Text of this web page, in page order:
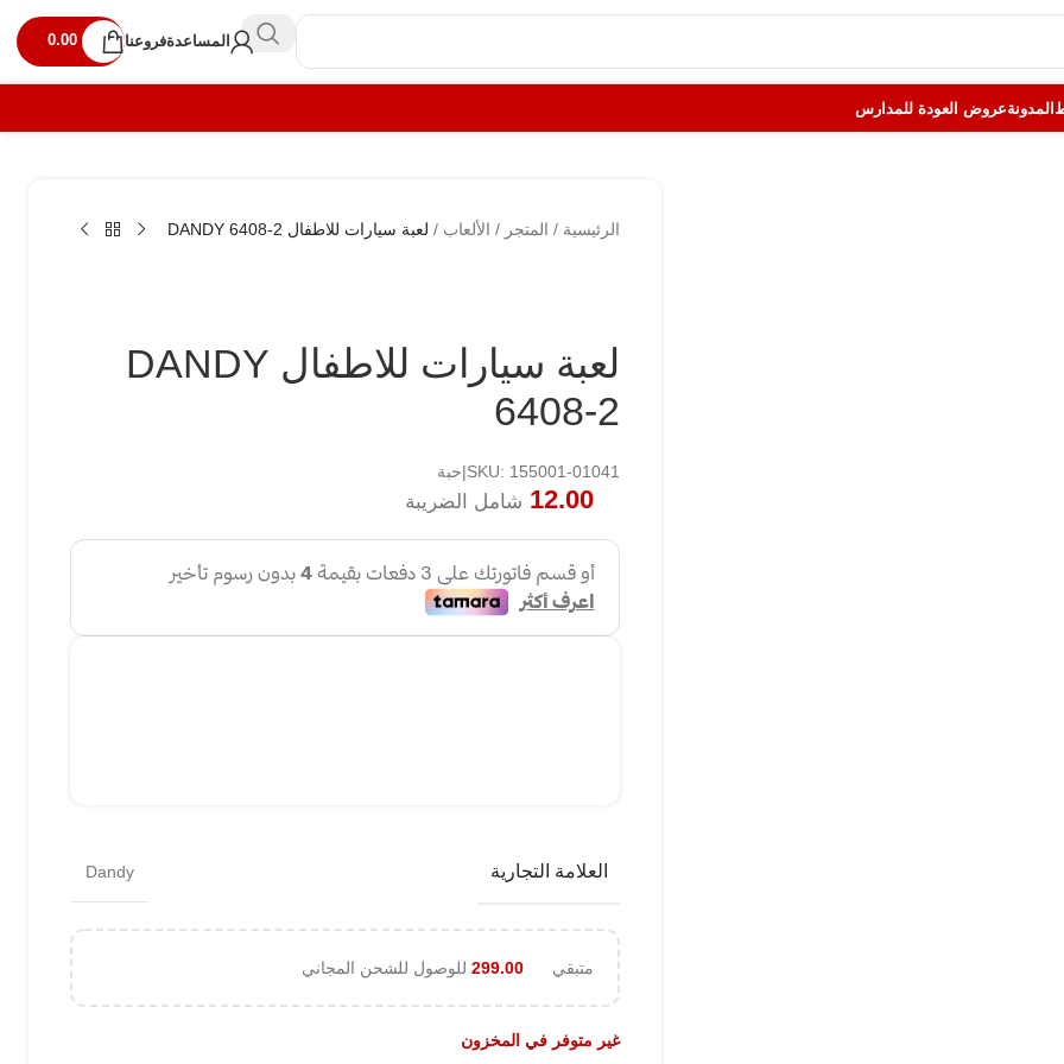
المساعدةفروعنا 0.00
المدونةعروض العودة للمدارس
الرئيسية / المتجر / الألعاب / لعبة سيارات للاطفال DANDY 6408-2
لعبة سيارات للاطفال DANDY
6408-2
SKU: 155001-01041|حبة
12.00 شامل الضريبة
العلامة التجارية Dandy
متبقي 299.00 للوصول للشحن المجاني
غير متوفر في المخزون